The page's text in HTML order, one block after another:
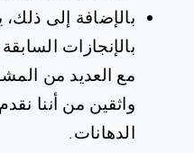
بالإضافة إلى ذلك،
بالإنجازات
مع العديد من
واثقين من أننا
الدهانات.